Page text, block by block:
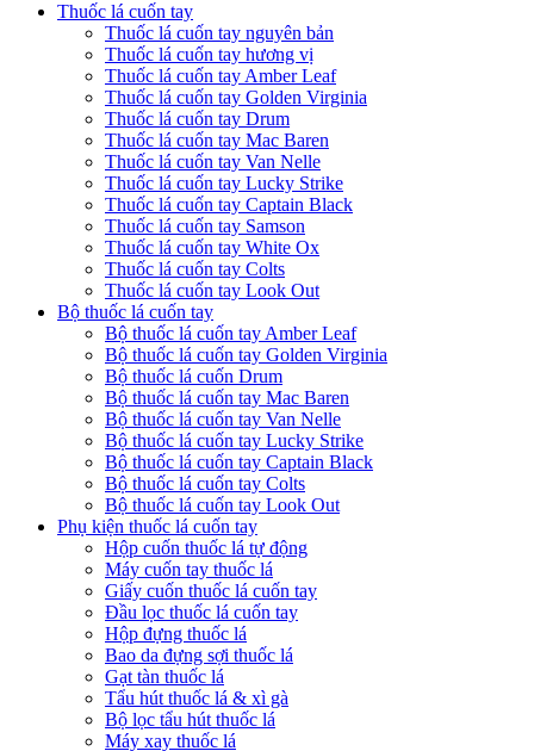
Thuốc lá cuốn tay
Thuốc lá cuốn tay nguyên bản
Thuốc lá cuốn tay hương vị
Thuốc lá cuốn tay Amber Leaf
Thuốc lá cuốn tay Golden Virginia
Thuốc lá cuốn tay Drum
Thuốc lá cuốn tay Mac Baren
Thuốc lá cuốn tay Van Nelle
Thuốc lá cuốn tay Lucky Strike
Thuốc lá cuốn tay Captain Black
Thuốc lá cuốn tay Samson
Thuốc lá cuốn tay White Ox
Thuốc lá cuốn tay Colts
Thuốc lá cuốn tay Look Out
Bộ thuốc lá cuốn tay
Bộ thuốc lá cuốn tay Amber Leaf
Bộ thuốc lá cuốn tay Golden Virginia
Bộ thuốc lá cuốn Drum
Bộ thuốc lá cuốn tay Mac Baren
Bộ thuốc lá cuốn tay Van Nelle
Bộ thuốc lá cuốn tay Lucky Strike
Bộ thuốc lá cuốn tay Captain Black
Bộ thuốc lá cuốn tay Colts
Bộ thuốc lá cuốn tay Look Out
Phụ kiện thuốc lá cuốn tay
Hộp cuốn thuốc lá tự động
Máy cuốn tay thuốc lá
Giấy cuốn thuốc lá cuốn tay
Đầu lọc thuốc lá cuốn tay
Hộp đựng thuốc lá
Bao da đựng sợi thuốc lá
Gạt tàn thuốc lá
Tẩu hút thuốc lá & xì gà
Bộ lọc tẩu hút thuốc lá
Máy xay thuốc lá